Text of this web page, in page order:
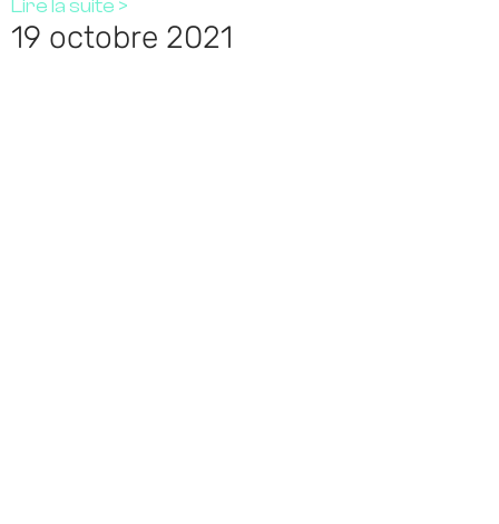
Lire la suite >
19 octobre 2021